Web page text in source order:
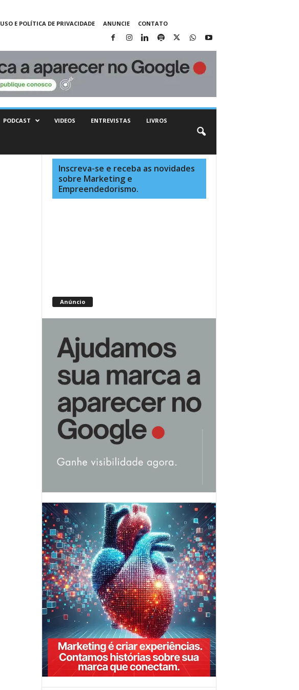
E POLÍTICA DE PRIVACIDADE ANUNCIE CONTATO
PODCAST VIDEOS ENTREVISTAS LIVROS
Inscreva-se e receba as novidades
sobre Marketing e
Empreendedorismo.
Anúncio